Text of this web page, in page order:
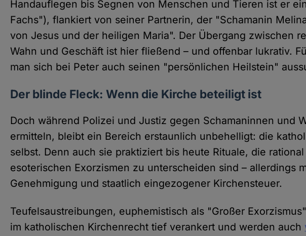
Handauflegen bis Segnen von Menschen und Tieren ist er
Fachs"), flankiert von seiner Partnerin, der "Schamanin
von Jesus und der heiligen Maria". Der Übergang zwischen
Wahn und Geschäft ist hier fließend – und offenbar lukrativ.
man sich bei Peter auch seinen "persönlichen Heilstein"
Der blinde Fleck: Wenn die Kirche beteiligt ist
Doch während Polizei und Justiz gegen Schamaninnen und
ermitteln, bleibt ein Bereich erstaunlich unbehelligt: die
selbst. Denn auch sie praktiziert bis heute Rituale, die
esoterischen Exorzismen zu unterscheiden sind – allerdings
Genehmigung und staatlich eingezogener Kirchensteuer.
Teufelsaustreibungen, euphemistisch als "Großer
im katholischen Kirchenrecht tief verankert und werden auch